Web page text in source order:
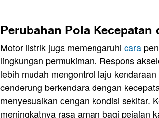
Perubahan Pola Kecepatan
Motor listrik juga memengaruhi cara
lingkungan permukiman. Respons
lebih mudah mengontrol laju kendaraan
cenderung berkendara dengan
menyesuaikan dengan kondisi sekitar.
meningkatnya rasa aman bagi pejalan